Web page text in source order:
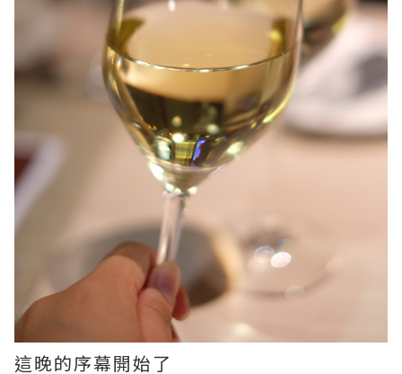
這晚的序幕開始了